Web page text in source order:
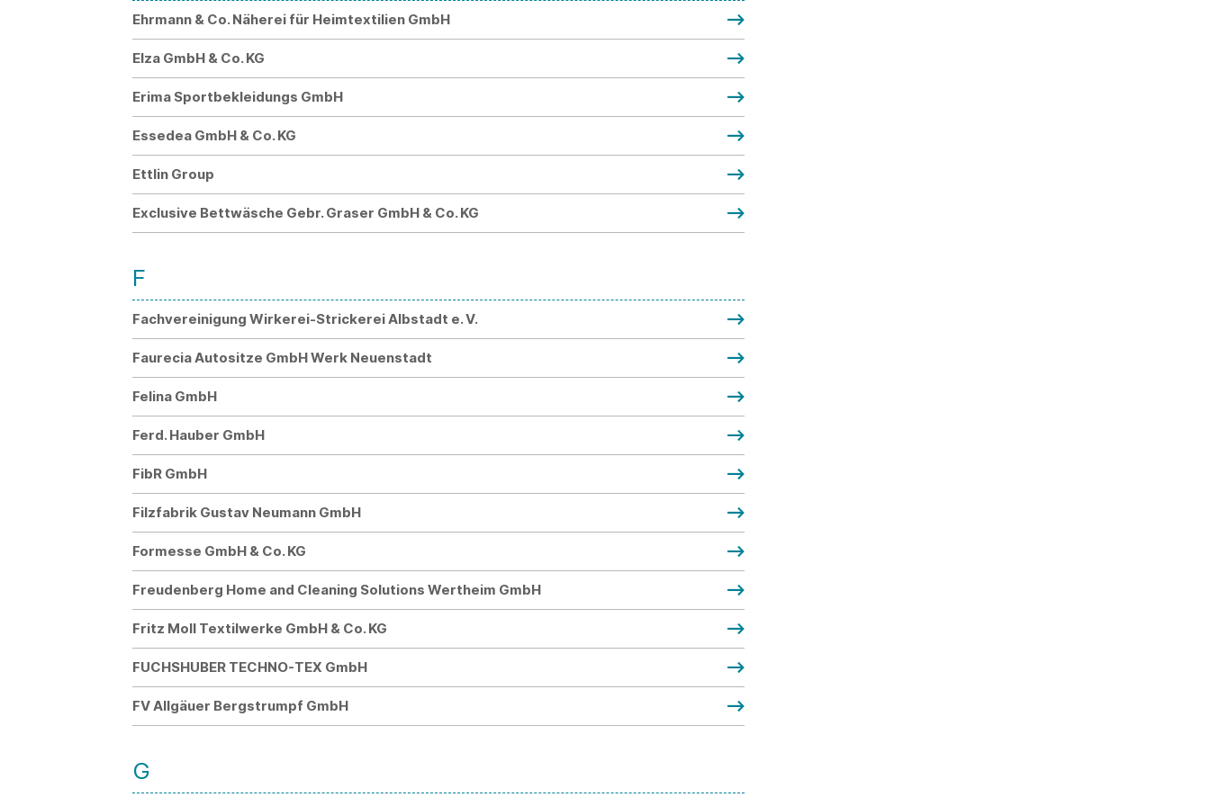
Ehrmann & Co. Näherei für Heimtextilien GmbH
Elza GmbH & Co. KG
Erima Sportbekleidungs GmbH
Essedea GmbH & Co. KG
Ettlin Group
Exclusive Bettwäsche Gebr. Graser GmbH & Co. KG
F
Fachvereinigung Wirkerei-Strickerei Albstadt e. V.
Faurecia Autositze GmbH Werk Neuenstadt
Felina GmbH
Ferd. Hauber GmbH
FibR GmbH
Filzfabrik Gustav Neumann GmbH
Formesse GmbH & Co. KG
Freudenberg Home and Cleaning Solutions Wertheim GmbH
Fritz Moll Textilwerke GmbH & Co. KG
FUCHSHUBER TECHNO-TEX GmbH
FV Allgäuer Bergstrumpf GmbH
G